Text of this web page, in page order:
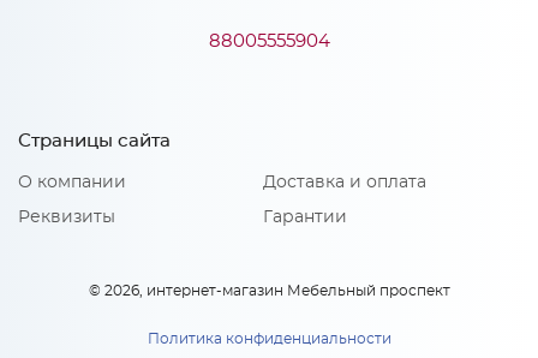
88005555904
Страницы сайта
О компании
Реквизиты
Доставка и оплата
Гарантии
© 2026, интернет-магазин Мебельный проспект
Политика конфиденциальности